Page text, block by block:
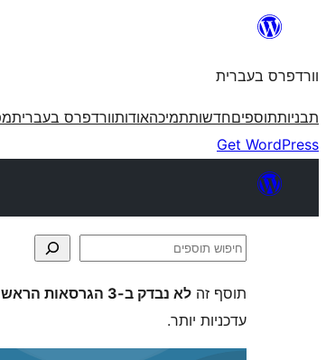
וורדפרס בעברית
תבניותתוספיםחדשותתמיכהאודותוורדפרס בעברית
Get WordPress
חיפוש
תוסף זה לא נבדק ב-3 הגרסאות הראשיות האחרונות של וורדפרס
עדכניות יותר.